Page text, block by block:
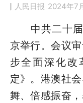
人民日报 2024年7
中共二十届
京举行。会议
步全面深化改
定》。港澳社
舞、倍感振奋